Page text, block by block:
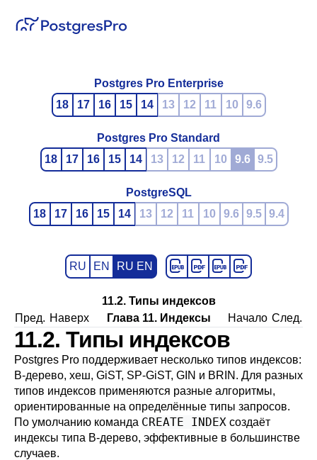
Postgres Pro Enterprise
18
17 16 15 14 13 12 11 10 9.6
Postgres Pro Standard
18
17 16 15 14 13 12 11 10 9.6 9.5
PostgreSQL
18
17 16 15 14 13 12 11 10 9.6 9.5 9.4
RU EN RU EN
11.2. Типы индексов
Пред. Наверх Глава 11. Индексы Начало След.
11.2. Типы индексов
Postgres Pro поддерживает несколько типов индексов:
B-дерево, хеш, GiST, SP-GiST, GIN и BRIN. Для разных
типов индексов применяются разные алгоритмы,
ориентированные на определённые типы запросов.
По умолчанию команда CREATE INDEX создаёт
индексы типа B-дерево, эффективные в большинстве
случаев.